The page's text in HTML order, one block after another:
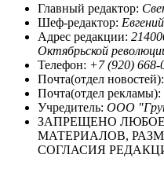
Главный редактор:
Шеф-редактор:
Адрес редакции:
Октябрьской
Телефон: +7 (920) 668-
Почта(отдел новостей):
Почта(отдел рекламы):
Учредитель: ООО
ЗАПРЕЩЕНО
МАТЕРИАЛОВ,
СОГЛАСИЯ